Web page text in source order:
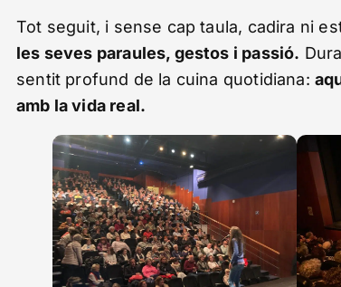
Tot seguit, i sense cap taula, cadira ni
les seves paraules, gestos i passió.
sentit profund de la cuina quotidiana:
amb la vida real.